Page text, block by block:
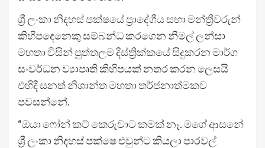
ශ්‍රී ලංකා නිදහස් පක්ෂයේ ප්‍රාදේශීය සභා මන්ත්‍රීවරුන්
කිහිපදෙනෙකු සම්බන්ධ කරගෙන නිමල් ලන්සා
මහතා විසින් පුත්තලම දිස්ත්‍රික්කයේ සිදුකරන මාර්ග
සංවර්ධන ව්‍යාපෘති කිහිපයක් නතර කරන ලෙසයි
එහිදී සනත් නිශාන්ත මහතා තර්ජනාත්මකව
පවසන්නේ.
“ඔයා ෆෝන් කට් කෙරුවාට කමක් නෑ. මගේ ආසනේ
ශ්‍රී ලංකා නිදහස් පක්ෂෙ එවුන්ට කියලා පාරවල්